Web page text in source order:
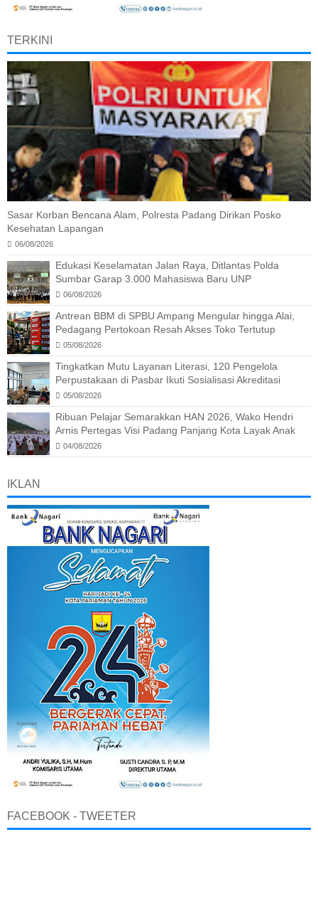
TERKINI
Sasar Korban Bencana Alam, Polresta Padang Dirikan Posko
Kesehatan Lapangan
06/08/2026
Edukasi Keselamatan Jalan Raya, Ditlantas Polda
Sumbar Garap 3.000 Mahasiswa Baru UNP
06/08/2026
Antrean BBM di SPBU Ampang Mengular hingga Alai,
Pedagang Pertokoan Resah Akses Toko Tertutup
05/08/2026
Tingkatkan Mutu Layanan Literasi, 120 Pengelola
Perpustakaan di Pasbar Ikuti Sosialisasi Akreditasi
05/08/2026
Ribuan Pelajar Semarakkan HAN 2026, Wako Hendri
Arnis Pertegas Visi Padang Panjang Kota Layak Anak
04/08/2026
IKLAN
FACEBOOK - TWEETER